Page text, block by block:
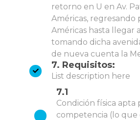
retorno en U en Av.
Américas, regresando
Américas hasta llegar
tomando dicha
de nueva cuenta la
7. Requisitos:
List description here
7.1
Condición física apta
competencia (lo que